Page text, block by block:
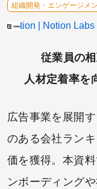
従業員の
人材定着率を
広告事業を展開
のある会社ラン
価を獲得。本資
ンボーディング
組織開発・エンゲージメ
Notion Notion